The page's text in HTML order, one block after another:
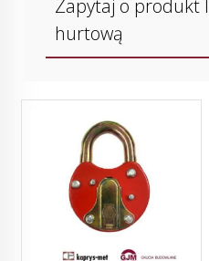
Zapytaj o produkt
hurtową